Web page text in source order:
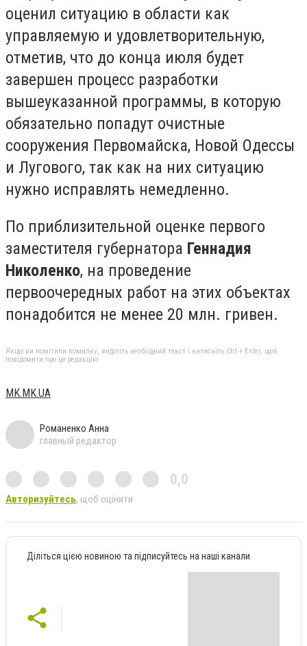
оценил ситуацию в области как
управляемую и удовлетворительную,
отметив, что до конца июля будет
завершен процесс разработки
вышеуказанной программы, в которую
обязательно попадут очистные
сооружения Первомайска, Новой Одессы
и Лугового, так как на них ситуацию
нужно исправлять немедленно.
По приблизительной оценке первого
заместителя губернатора Геннадия
Николенко, на проведение
первоочередных работ на этих объектах
понадобится не менее 20 млн. гривен.
Якщо ви помітили помилку, виділіть необхідний текст і натисніть Ctrl + Enter, щоб
повідомити про це редакцію
MK.MK.UA
Романенко Анна
главный редактор
0,0
Авторизуйтесь, щоб оцінити
Діліться цією новиною та підписуйтесь на наші канали